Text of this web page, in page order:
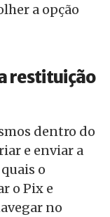
a opção
restituição
dentro do
e enviar a
o
o Pix e
no